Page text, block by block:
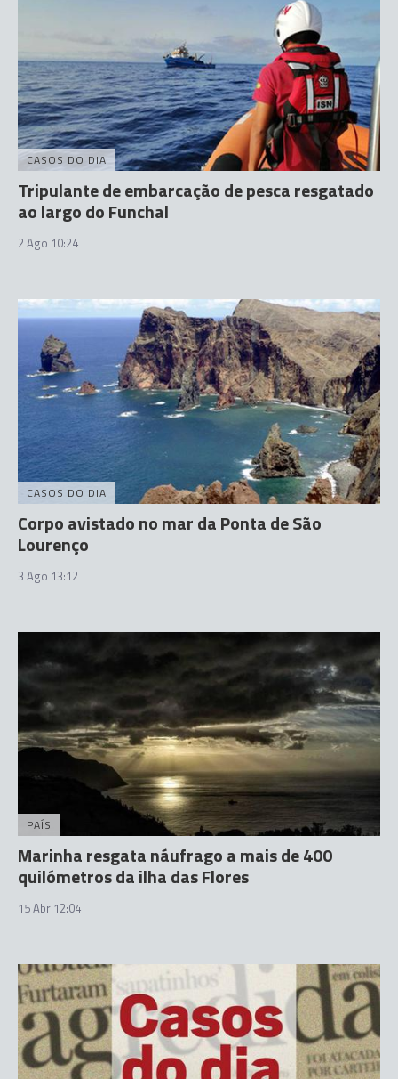
CASOS DO DIA
Tripulante de embarcação de pesca resgatado
ao largo do Funchal
2 Ago 10:24
CASOS DO DIA
Corpo avistado no mar da Ponta de São
Lourenço
3 Ago 13:12
PAÍS
Marinha resgata náufrago a mais de 400
quilómetros da ilha das Flores
15 Abr 12:04